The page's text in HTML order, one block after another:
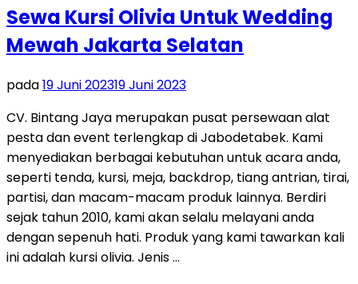
Sewa Kursi Olivia Untuk Wedding
Mewah Jakarta Selatan
pada19 Juni 202319 Juni 2023
CV. Bintang Jaya merupakan pusat persewaan alat
pesta dan event terlengkap di Jabodetabek. Kami
menyediakan berbagai kebutuhan untuk acara anda,
seperti tenda, kursi, meja, backdrop, tiang antrian, tirai,
partisi, dan macam-macam produk lainnya. Berdiri
sejak tahun 2010, kami akan selalu melayani anda
dengan sepenuh hati. Produk yang kami tawarkan kali
ini adalah kursi olivia. Jenis …